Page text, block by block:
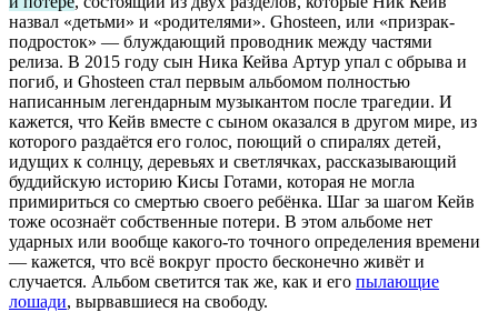
назвал «детьми» и «родителями». Ghosteen, или «призрак-
подросток» — блуждающий проводник между частями
релиза. В 2015 году сын Ника Кейва Артур упал с обрыва и
погиб, и Ghosteen стал первым альбомом полностью
написанным легендарным музыкантом после трагедии. И
кажется, что Кейв вместе с сыном оказался в другом мире, из
которого раздаётся его голос, поющий о спиралях детей,
идущих к солнцу, деревьях и светлячках, рассказывающий
буддийскую историю Кисы Готами, которая не могла
примириться со смертью своего ребёнка. Шаг за шагом Кейв
тоже осознаёт собственные потери. В этом альбоме нет
ударных или вообще какого-то точного определения времени
— кажется, что всё вокруг просто бесконечно живёт и
случается. Альбом светится так же, как и его пылающие
лошади, вырвавшиеся на свободу.